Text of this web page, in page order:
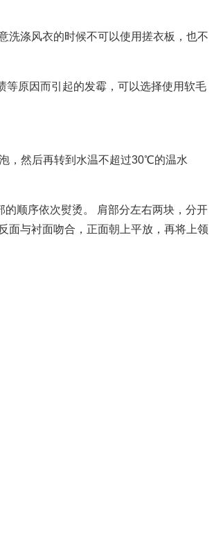
涤风衣的时候不可以使用搓衣板，也不
等原因而引起的发霉，可以选择使用软毛
，然后再转到水温不超过30℃的温水
顺序依次熨烫。 肩部分左右两块，分开
面与衬面吻合，正面朝上平放，再将上领